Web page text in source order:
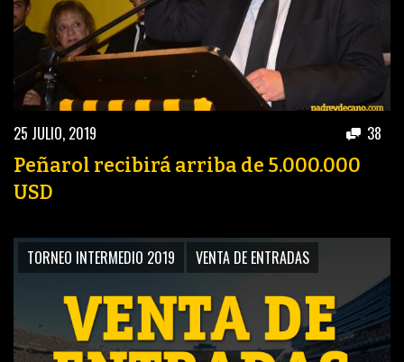
25 JULIO, 2019 38
Peñarol recibirá arriba de 5.000.000
USD
TORNEO INTERMEDIO 2019 VENTA DE ENTRADAS